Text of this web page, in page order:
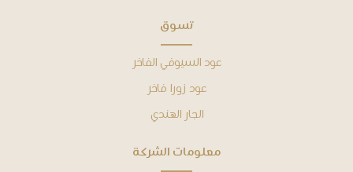
ﺗﺴﻮﻕ
عود السيوفي الفاخر
عود زورا فاخر
الجار الهندي
ﻣﻌﻠﻮﻣﺎﺕ ﺍﻟﺸﺮﻛﺔ